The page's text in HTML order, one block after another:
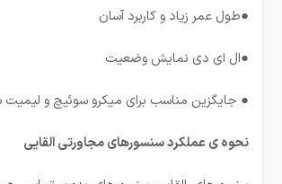
●طول عمر زیاد و کاربرد آسان
●ال ای دی نمایش وضعیت
● جایگزین مناسب برای میکرو سوئیچ و لیمیت
نحوه ی عملکرد سنسورهای مجاورتی القایی